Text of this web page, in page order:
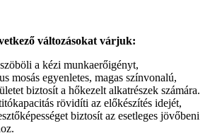
változásokat várjuk:
a kézi munkaerőigényt,
mosás egyenletes, magas színvonalú,
biztosít a hőkezelt alkatrészek számára.
rövidíti az előkészítés idejét,
biztosít az esetleges jövőbeni